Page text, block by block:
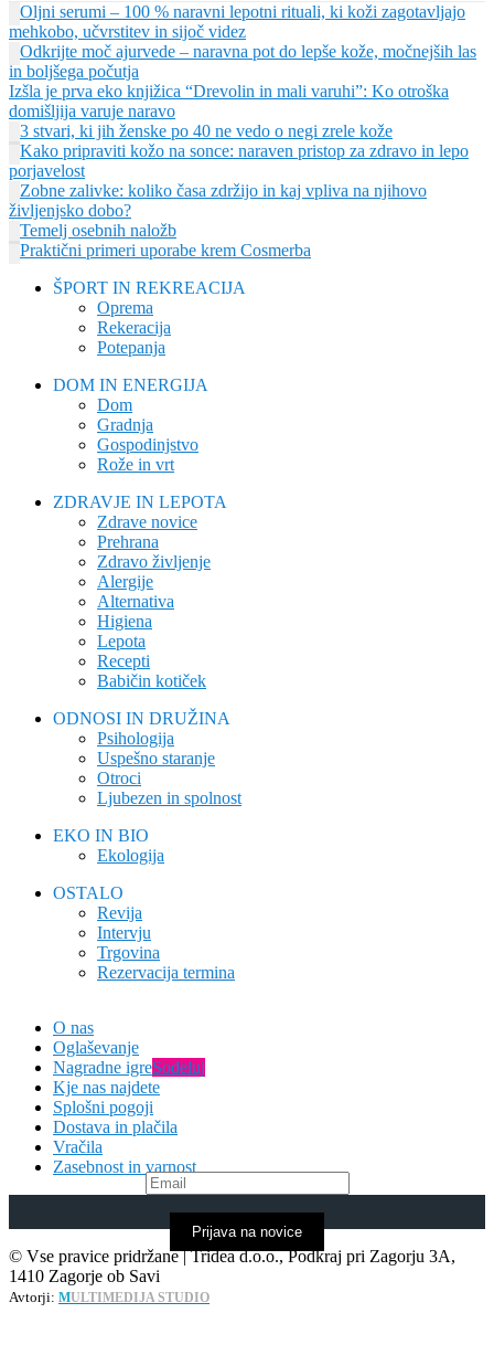
Oljni serumi – 100 % naravni lepotni rituali, ki koži zagotavljajo
mehkobo, učvrstitev in sijoč videz
Odkrijte moč ajurvede – naravna pot do lepše kože, močnejših las
in boljšega počutja
Izšla je prva eko knjižica “Drevolin in mali varuhi”: Ko otroška
domišljija varuje naravo
3 stvari, ki jih ženske po 40 ne vedo o negi zrele kože
Kako pripraviti kožo na sonce: naraven pristop za zdravo in lepo
porjavelost
Zobne zalivke: koliko časa zdržijo in kaj vpliva na njihovo
življenjsko dobo?
Temelj osebnih naložb
Praktični primeri uporabe krem Cosmerba
ŠPORT IN REKREACIJA
Oprema
Rekeracija
Potepanja
DOM IN ENERGIJA
Dom
Gradnja
Gospodinjstvo
Rože in vrt
ZDRAVJE IN LEPOTA
Zdrave novice
Prehrana
Zdravo življenje
Alergije
Alternativa
Higiena
Lepota
Recepti
Babičin kotiček
ODNOSI IN DRUŽINA
Psihologija
Uspešno staranje
Otroci
Ljubezen in spolnost
EKO IN BIO
Ekologija
OSTALO
Revija
Intervju
Trgovina
Rezervacija termina
O nas
Oglaševanje
Nagradne igreSodeluj
Kje nas najdete
Splošni pogoji
Dostava in plačila
Vračila
Zasebnost in varnost
Prijava na novice
© Vse pravice pridržane | Tridea d.o.o., Podkraj pri Zagorju 3A,
1410 Zagorje ob Savi
Avtorji: MULTIMEDIJA STUDIO